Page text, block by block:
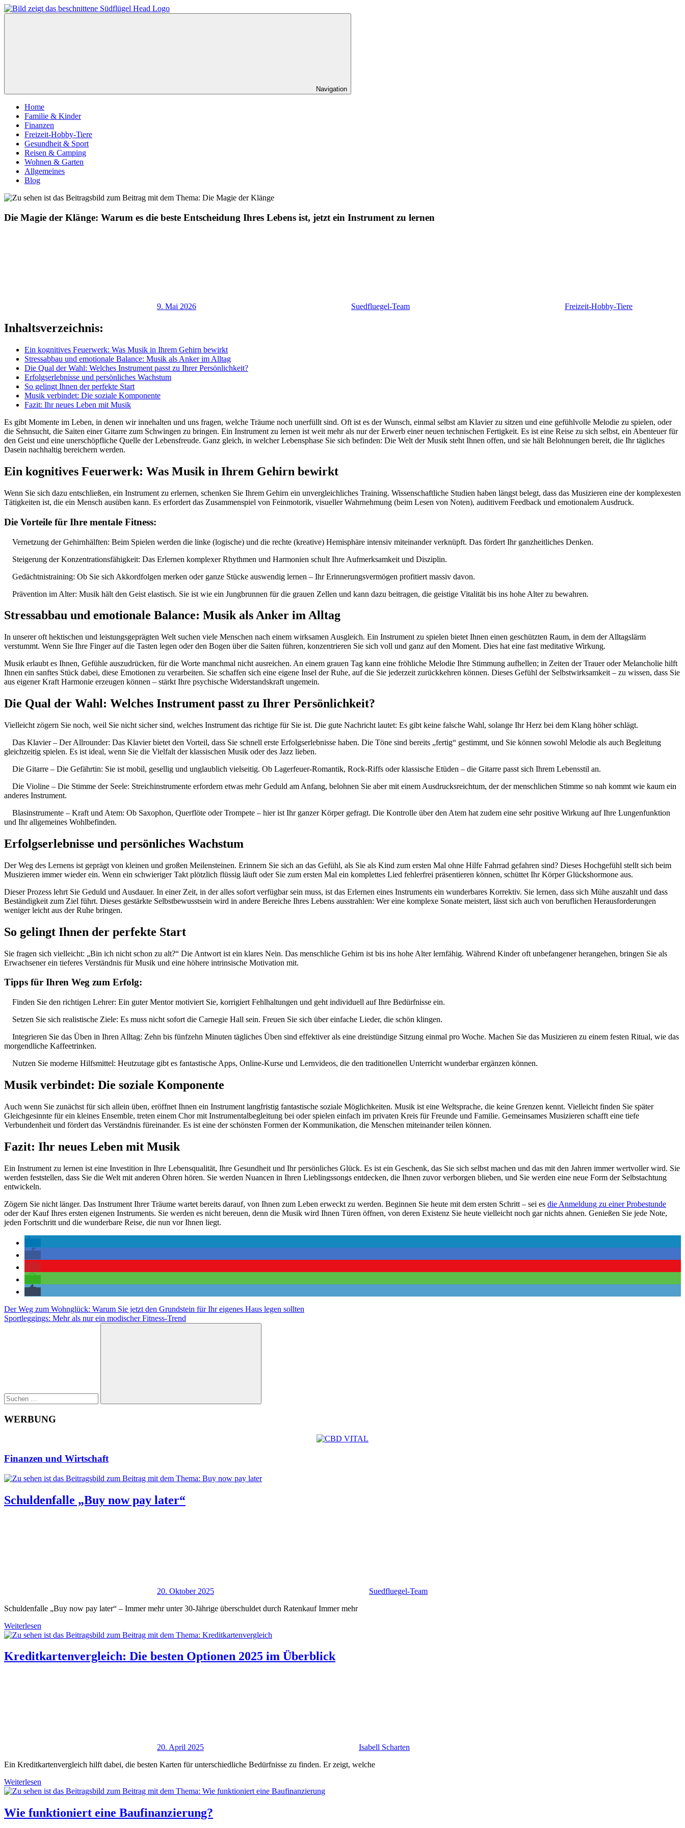
Zum
Inhalt
Navigation
Home
Familie & Kinder
Finanzen
Freizeit-Hobby-Tiere
Gesundheit & Sport
Reisen & Camping
Wohnen & Garten
Allgemeines
Blog
Die Magie der Klänge: Warum es die beste Entscheidung Ihres Lebens ist, jetzt ein Instrument zu lernen
9. Mai 2026 Suedfluegel-Team Freizeit-Hobby-Tiere
Inhaltsverzeichnis:
Ein kognitives Feuerwerk: Was Musik in Ihrem Gehirn bewirkt
Stressabbau und emotionale Balance: Musik als Anker im Alltag
Die Qual der Wahl: Welches Instrument passt zu Ihrer Persönlichkeit?
Erfolgserlebnisse und persönliches Wachstum
So gelingt Ihnen der perfekte Start
Musik verbindet: Die soziale Komponente
Fazit: Ihr neues Leben mit Musik
Es gibt Momente im Leben, in denen wir innehalten und uns fragen, welche Träume noch unerfüllt sind. Oft ist es der Wunsch, einmal selbst am Klavier zu sitzen und eine gefühlvolle Melodie zu spielen, oder
die Sehnsucht, die Saiten einer Gitarre zum Schwingen zu bringen. Ein Instrument zu lernen ist weit mehr als nur der Erwerb einer neuen technischen Fertigkeit. Es ist eine Reise zu sich selbst, ein Abenteuer für
den Geist und eine unerschöpfliche Quelle der Lebensfreude. Ganz gleich, in welcher Lebensphase Sie sich befinden: Die Welt der Musik steht Ihnen offen, und sie hält Belohnungen bereit, die Ihr tägliches
Dasein nachhaltig bereichern werden.
Ein kognitives Feuerwerk: Was Musik in Ihrem Gehirn bewirkt
Wenn Sie sich dazu entschließen, ein Instrument zu erlernen, schenken Sie Ihrem Gehirn ein unvergleichliches Training. Wissenschaftliche Studien haben längst belegt, dass das Musizieren eine der komplexesten
Tätigkeiten ist, die ein Mensch ausüben kann. Es erfordert das Zusammenspiel von Feinmotorik, visueller Wahrnehmung (beim Lesen von Noten), auditivem Feedback und emotionalem Ausdruck.
Die Vorteile für Ihre mentale Fitness:
Vernetzung der Gehirnhälften: Beim Spielen werden die linke (logische) und die rechte (kreative) Hemisphäre intensiv miteinander verknüpft. Das fördert Ihr ganzheitliches Denken.
Steigerung der Konzentrationsfähigkeit: Das Erlernen komplexer Rhythmen und Harmonien schult Ihre Aufmerksamkeit und Disziplin.
Gedächtnistraining: Ob Sie sich Akkordfolgen merken oder ganze Stücke auswendig lernen – Ihr Erinnerungsvermögen profitiert massiv davon.
Prävention im Alter: Musik hält den Geist elastisch. Sie ist wie ein Jungbrunnen für die grauen Zellen und kann dazu beitragen, die geistige Vitalität bis ins hohe Alter zu bewahren.
Stressabbau und emotionale Balance: Musik als Anker im Alltag
In unserer oft hektischen und leistungsgeprägten Welt suchen viele Menschen nach einem wirksamen Ausgleich. Ein Instrument zu spielen bietet Ihnen einen geschützten Raum, in dem der Alltagslärm
verstummt. Wenn Sie Ihre Finger auf die Tasten legen oder den Bogen über die Saiten führen, konzentrieren Sie sich voll und ganz auf den Moment. Dies hat eine fast meditative Wirkung.
Musik erlaubt es Ihnen, Gefühle auszudrücken, für die Worte manchmal nicht ausreichen. An einem grauen Tag kann eine fröhliche Melodie Ihre Stimmung aufhellen; in Zeiten der Trauer oder Melancholie hilft
Ihnen ein sanftes Stück dabei, diese Emotionen zu verarbeiten. Sie schaffen sich eine eigene Insel der Ruhe, auf die Sie jederzeit zurückkehren können. Dieses Gefühl der Selbstwirksamkeit – zu wissen, dass Sie
aus eigener Kraft Harmonie erzeugen können – stärkt Ihre psychische Widerstandskraft ungemein.
Die Qual der Wahl: Welches Instrument passt zu Ihrer Persönlichkeit?
Vielleicht zögern Sie noch, weil Sie nicht sicher sind, welches Instrument das richtige für Sie ist. Die gute Nachricht lautet: Es gibt keine falsche Wahl, solange Ihr Herz bei dem Klang höher schlägt.
Das Klavier – Der Allrounder: Das Klavier bietet den Vorteil, dass Sie schnell erste Erfolgserlebnisse haben. Die Töne sind bereits „fertig“ gestimmt, und Sie können sowohl Melodie als auch Begleitung
gleichzeitig spielen. Es ist ideal, wenn Sie die Vielfalt der klassischen Musik oder des Jazz lieben.
Die Gitarre – Die Gefährtin: Sie ist mobil, gesellig und unglaublich vielseitig. Ob Lagerfeuer-Romantik, Rock-Riffs oder klassische Etüden – die Gitarre passt sich Ihrem Lebensstil an.
Die Violine – Die Stimme der Seele: Streichinstrumente erfordern etwas mehr Geduld am Anfang, belohnen Sie aber mit einem Ausdrucksreichtum, der der menschlichen Stimme so nah kommt wie kaum ein
anderes Instrument.
Blasinstrumente – Kraft und Atem: Ob Saxophon, Querflöte oder Trompete – hier ist Ihr ganzer Körper gefragt. Die Kontrolle über den Atem hat zudem eine sehr positive Wirkung auf Ihre Lungenfunktion
und Ihr allgemeines Wohlbefinden.
Erfolgserlebnisse und persönliches Wachstum
Der Weg des Lernens ist geprägt von kleinen und großen Meilensteinen. Erinnern Sie sich an das Gefühl, als Sie als Kind zum ersten Mal ohne Hilfe Fahrrad gefahren sind? Dieses Hochgefühl stellt sich beim
Musizieren immer wieder ein. Wenn ein schwieriger Takt plötzlich flüssig läuft oder Sie zum ersten Mal ein komplettes Lied fehlerfrei präsentieren können, schüttet Ihr Körper Glückshormone aus.
Dieser Prozess lehrt Sie Geduld und Ausdauer. In einer Zeit, in der alles sofort verfügbar sein muss, ist das Erlernen eines Instruments ein wunderbares Korrektiv. Sie lernen, dass sich Mühe auszahlt und dass
Beständigkeit zum Ziel führt. Dieses gestärkte Selbstbewusstsein wird in andere Bereiche Ihres Lebens ausstrahlen: Wer eine komplexe Sonate meistert, lässt sich auch von beruflichen Herausforderungen
weniger leicht aus der Ruhe bringen.
So gelingt Ihnen der perfekte Start
Sie fragen sich vielleicht: „Bin ich nicht schon zu alt?“ Die Antwort ist ein klares Nein. Das menschliche Gehirn ist bis ins hohe Alter lernfähig. Während Kinder oft unbefangener herangehen, bringen Sie als
Erwachsener ein tieferes Verständnis für Musik und eine höhere intrinsische Motivation mit.
Tipps für Ihren Weg zum Erfolg:
Finden Sie den richtigen Lehrer: Ein guter Mentor motiviert Sie, korrigiert Fehlhaltungen und geht individuell auf Ihre Bedürfnisse ein.
Setzen Sie sich realistische Ziele: Es muss nicht sofort die Carnegie Hall sein. Freuen Sie sich über einfache Lieder, die schön klingen.
Integrieren Sie das Üben in Ihren Alltag: Zehn bis fünfzehn Minuten tägliches Üben sind effektiver als eine dreistündige Sitzung einmal pro Woche. Machen Sie das Musizieren zu einem festen Ritual, wie das
morgendliche Kaffeetrinken.
Nutzen Sie moderne Hilfsmittel: Heutzutage gibt es fantastische Apps, Online-Kurse und Lernvideos, die den traditionellen Unterricht wunderbar ergänzen können.
Musik verbindet: Die soziale Komponente
Auch wenn Sie zunächst für sich allein üben, eröffnet Ihnen ein Instrument langfristig fantastische soziale Möglichkeiten. Musik ist eine Weltsprache, die keine Grenzen kennt. Vielleicht finden Sie später
Gleichgesinnte für ein kleines Ensemble, treten einem Chor mit Instrumentalbegleitung bei oder spielen einfach im privaten Kreis für Freunde und Familie. Gemeinsames Musizieren schafft eine tiefe
Verbundenheit und fördert das Verständnis füreinander. Es ist eine der schönsten Formen der Kommunikation, die Menschen miteinander teilen können.
Fazit: Ihr neues Leben mit Musik
Ein Instrument zu lernen ist eine Investition in Ihre Lebensqualität, Ihre Gesundheit und Ihr persönliches Glück. Es ist ein Geschenk, das Sie sich selbst machen und das mit den Jahren immer wertvoller wird. Sie
werden feststellen, dass Sie die Welt mit anderen Ohren hören. Sie werden Nuancen in Ihren Lieblingssongs entdecken, die Ihnen zuvor verborgen blieben, und Sie werden eine neue Form der Selbstachtung
entwickeln.
Zögern Sie nicht länger. Das Instrument Ihrer Träume wartet bereits darauf, von Ihnen zum Leben erweckt zu werden. Beginnen Sie heute mit dem ersten Schritt – sei es die Anmeldung zu einer Probestunde
oder der Kauf Ihres ersten eigenen Instruments. Sie werden es nicht bereuen, denn die Musik wird Ihnen Türen öffnen, von deren Existenz Sie heute vielleicht noch gar nichts ahnen. Genießen Sie jede Note,
jeden Fortschritt und die wunderbare Reise, die nun vor Ihnen liegt.
Beitragsnavigation
Vorheriger
Beitrag:
Der Weg zum Wohnglück: Warum Sie jetzt den Grundstein für Ihr eigenes Haus legen sollten
Nächster
Sportleggings: Mehr als nur ein modischer Fitness-Trend
Suchen
WERBUNG
Finanzen und Wirtschaft
Schuldenfalle „Buy now pay later“
20. Oktober 2025
Suedfluegel-Team
Schuldenfalle „Buy now pay later“ – Immer mehr unter 30-Jährige überschuldet durch Ratenkauf Immer mehr
Weiterlesen
Kreditkartenvergleich: Die besten Optionen 2025 im Überblick
20. April 2025
Isabell Scharten
Ein Kreditkartenvergleich hilft dabei, die besten Karten für unterschiedliche Bedürfnisse zu finden. Er zeigt, welche
Weiterlesen
Wie funktioniert eine Baufinanzierung?